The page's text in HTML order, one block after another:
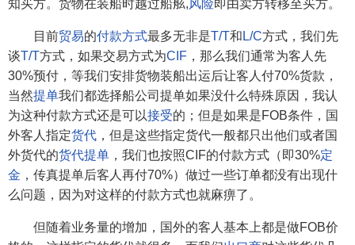
知买方。货物在装船时越过船舷,风险即由卖方转移至买方。
目前贸易的付款方式最多无非是T/T和 L/C方式，我们先
谈T/T方式，如果交易方式为CIF ，那么我们通常为客人先
30%预付，等我们安排货物装船出运后让客人付70%货款，
当然提单我们都选择船公司提单如果没什么特殊原因，我认
为这种付款方式还是可以接受的；但是如果是FOB条件，国
外客人指定货代 ，但是这些指定货代一般都只出他们或者国
外货代的货代提单 ，我们也按照CIF的付款方式（即30%定
金 ，传真提单后客人再付70%）做过一些订单都没有出现什
么问题，因为对这样的付款方式也就麻痹了。
但随着业务量的增加，国外的客人基本上都是做FOB价